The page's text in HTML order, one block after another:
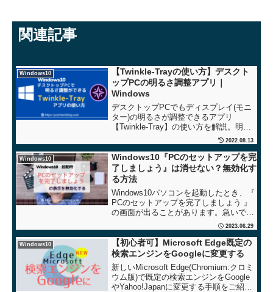
関連記事
Windows10
【Twinkle-Trayの使い方】デスクト
ップPCの明るさ調整アプリ｜
Windows
デスクトップPCでもディスプレイ(モニ
ター)の明るさが調整できるアプリ
【Twinkle-Tray】の使い方を解説。明る
さ(輝度)の微調整も可。デスクトップPC
でもノートPCのようにモニターの明るさ
が調整できるようになります。
2022.08.13
Windows10
Windows10『PCのセットアップを完
了しましょう』は消せない？無効化す
る方法
Windows10パソコンを起動したとき、『
PCのセットアップを完了しましょう 』
の画面が出ることがあります。急いでい
るときに出られても、とてもうっとおし
いので無効化する設定手順をご紹介しま
す。Win10：起動時の『PCのセットアッ
プを完...
2023.06.29
Windows10
【初心者可】Microsoft Edge既定の
検索エンジンをGoogleに変更する
新しいMicrosoft Edge(Chromium:クロミ
ウム版)で既定の検索エンジンをGoogle
やYahoo!Japanに変更する手順をご紹介